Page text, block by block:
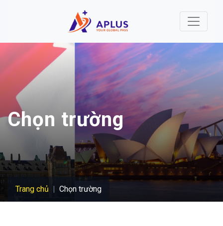
Chọn trường
Trang chủ Chọn trường